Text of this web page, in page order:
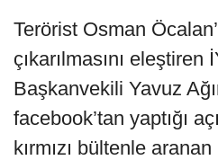
Terörist Osman
çıkarılmasını
Başkanvekili Yavuz
facebook’tan yaptığı
kırmızı bültenle